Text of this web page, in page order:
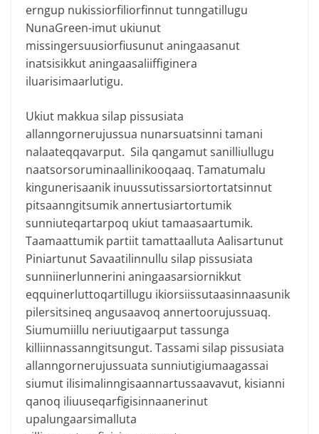
erngup nukissiorfiliorfinnut tunngatillugu
NunaGreen-imut ukiunut
missingersuusiorfiusunut aningaasanut
inatsisikkut aningaasaliiffiginera
iluarisimaarlutigu.
Ukiut makkua silap pissusiata
allanngornerujussua nunarsuatsinni tamani
nalaateqqavarput. Sila qangamut sanilliullugu
naatsorsoruminaallinikooqaaq. Tamatumalu
kingunerisaanik inuussutissarsiortortatsinnut
pitsaanngitsumik annertusiartortumik
sunniuteqartarpoq ukiut tamaasaartumik.
Taamaattumik partiit tamattaalluta Aalisartunut
Piniartunut Savaatilinnullu silap pissusiata
sunniinerlunnerini aningaasarsiornikkut
eqquinerluttoqartillugu ikiorsiissutaasinnaasunik
pilersitsineq angusaavoq annertoorujussuaq.
Siumumiillu neriuutigaarput tassunga
killiinnassanngitsungut. Tassami silap pissusiata
allanngornerujussuata sunniutigiumaagassai
siumut ilisimalinngisaannartussaavavut, kisianni
qanoq iliuuseqarfigisinnaanerinut
upalungaarsimalluta